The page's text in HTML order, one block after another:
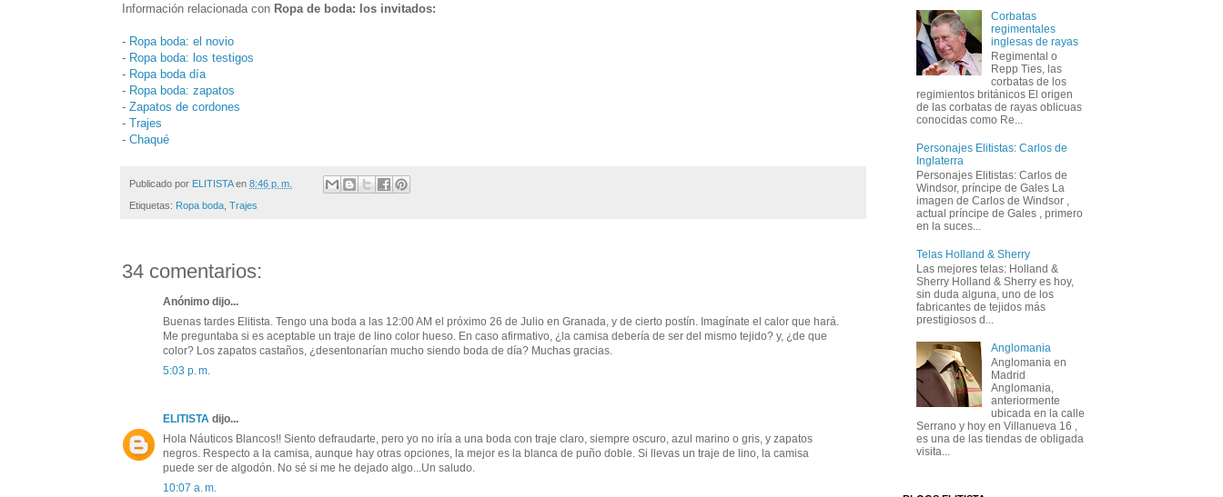
Información relacionada con Ropa de boda: los invitados:
- Ropa boda: el novio
- Ropa boda: los testigos
- Ropa boda día
- Ropa boda: zapatos
- Zapatos de cordones
- Trajes
- Chaqué
Publicado por ELITISTA en 8:46 p. m.
Etiquetas: Ropa boda Trajes
34 comentarios:
Anónimo dijo...
Buenas tardes Elitista. Tengo una boda a las 12:00 AM el próximo 26 de Julio en Granada, y de cierto postín. Imagínate el calor que hará.
Me preguntaba si es aceptable un traje de lino color hueso. En caso afirmativo, ¿la camisa debería de ser del mismo tejido? y, ¿de que
color? Los zapatos castaños, ¿desentonarían mucho siendo boda de día? Muchas gracias.
5:03 p. m.
ELITISTA dijo...
Hola Náuticos Blancos!! Siento defraudarte, pero yo no iría a una boda con traje claro, siempre oscuro, azul marino o gris, y zapatos
negros. Respecto a la camisa, aunque hay otras opciones, la mejor es la blanca de puño doble. Si llevas un traje de lino, la camisa
puede ser de algodón. No sé si me he dejado algo...Un saludo.
10:07 a. m.
Corbatas
regimentales
inglesas de rayas
Regimental o
Repp Ties, las
corbatas de los
regimientos británicos El origen
de las corbatas de rayas oblicuas
conocidas como Re...
Personajes Elitistas: Carlos de
Inglaterra
Personajes Elitistas: Carlos de
Windsor, príncipe de Gales La
imagen de Carlos de Windsor ,
actual príncipe de Gales , primero
en la suces...
Telas Holland & Sherry
Las mejores telas: Holland &
Sherry Holland & Sherry es hoy,
sin duda alguna, uno de los
fabricantes de tejidos más
prestigiosos d...
Anglomania
Anglomania en
Madrid
Anglomania,
anteriormente
ubicada en la calle
Serrano y hoy en Villanueva 16 ,
es una de las tiendas de obligada
visita...